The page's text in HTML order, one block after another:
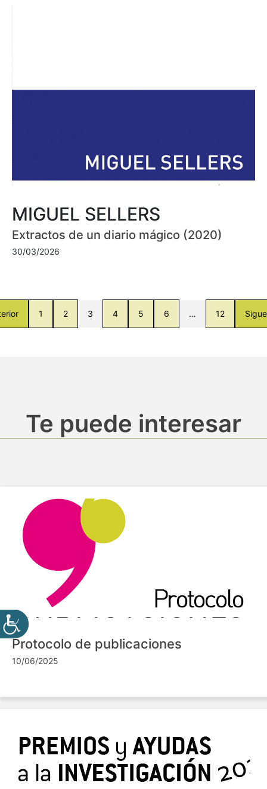
MIGUEL SELLERS
Extractos de un diario mágico (2020)
30/03/2026
1 2 3 4 5 6 … 12
Te puede interesar
Protocolo de publicaciones
10/06/2025